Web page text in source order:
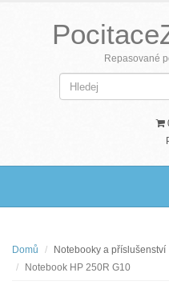
Repasované
Domů Notebooky a příslušenství
Notebook HP 250R G10